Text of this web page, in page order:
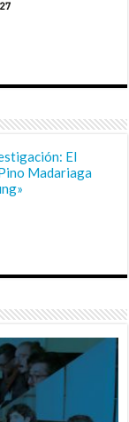
El
Madariaga